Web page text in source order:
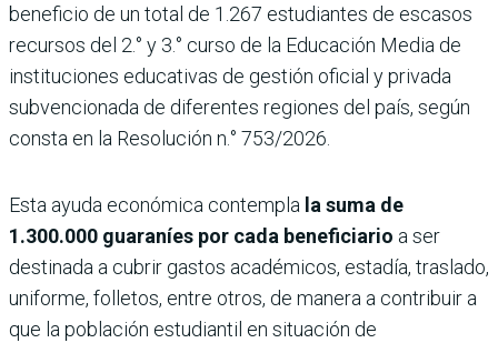
beneficio de un total de 1.267 estudiantes de escasos
recursos del 2.° y 3.° curso de la Educación Media de
instituciones educativas de gestión oficial y privada
subvencionada de diferentes regiones del país, según
consta en la Resolución n.° 753/2026.
Esta ayuda económica contempla la suma de
1.300.000 guaraníes por cada beneficiario a ser
destinada a cubrir gastos académicos, estadía, traslado,
uniforme, folletos, entre otros, de manera a contribuir a
que la población estudiantil en situación de